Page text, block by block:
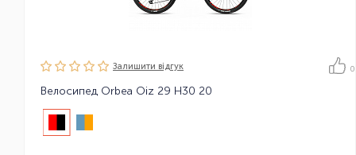
Залишити вiдгук 0
Велосипед Orbea Oiz 29 H30 20